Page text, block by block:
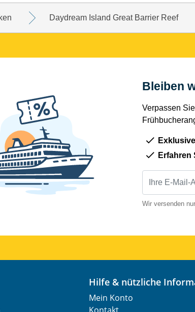
Daydream Island Great Barrier Reef
Bleiben
Verpassen
Erfahren
Wir versenden
Hilfe & nützliche
Mein Konto